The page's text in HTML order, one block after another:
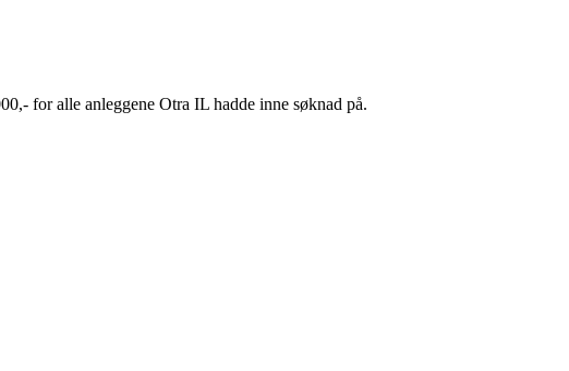
for alle anleggene Otra IL hadde inne søknad på.